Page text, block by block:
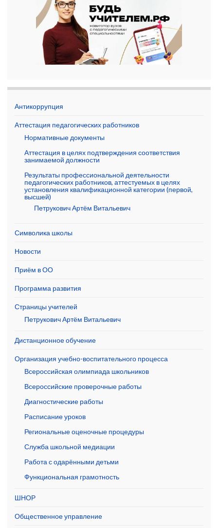
Антикоррупция
Аттестация педагогических работников
Нормативные документы
Аттестация в целях подтверждения соответствия
занимаемой должности
Результаты профессиональной деятельности
педагогических работников, аттестуемых в целях
установления квалификационной категории (первой,
высшей)
Петрукович Артём Витальевич
Символика школы
Новости
Приём в ОО
Программа развития
Страницы учителей
Петрукович Артём Витальевич
Дистанционное обучение
Организация учебно-воспитательного процесса
Всероссийская олимпиада школьников
Всероссийские проверочные работы
Диагностические работы
Расписание уроков
Региональные оценочные процедуры
Служба школьной медиации
Работа с одарёнными детьми
Функциональная грамотность
ШНОР
Общественное управление